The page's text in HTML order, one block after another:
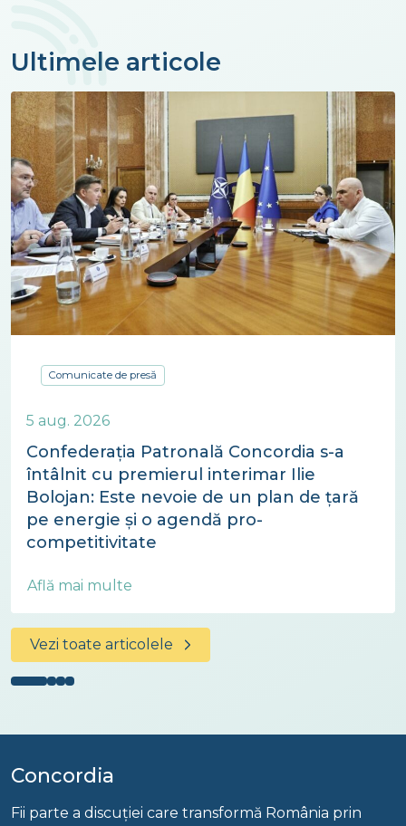
Ultimele articole
Comunicate de presă
5 aug. 2026
Confederația Patronală Concordia s-a
întâlnit cu premierul interimar Ilie
Bolojan: Este nevoie de un plan de țară
pe energie și o agendă pro-
competitivitate
Află mai multe
Vezi toate articolele
Concordia
Fii parte a discuției care transformă România prin